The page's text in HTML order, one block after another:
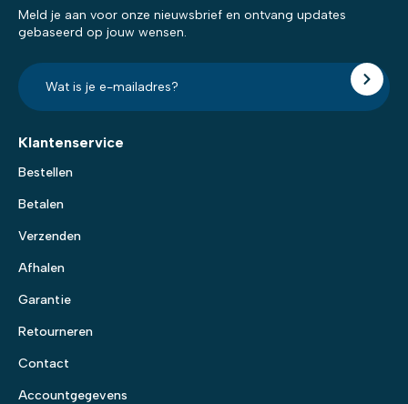
Meld je aan voor onze nieuwsbrief en ontvang updates
gebaseerd op jouw wensen.
E-
mailadres?
*
Klantenservice
Bestellen
Betalen
Verzenden
Afhalen
Garantie
Retourneren
Contact
Accountgegevens